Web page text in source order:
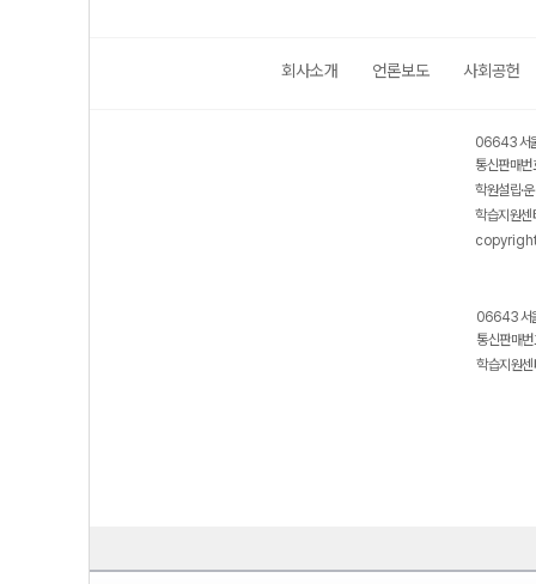
회사소개 언론보도 사회공헌
06643 서
통신판매
학원설립·
학습지원
06643 서
통신판매
학습지원